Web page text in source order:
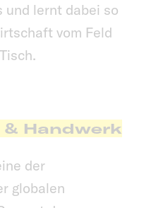
und lernt dabei so
vom Feld
Handwerk
der
globalen